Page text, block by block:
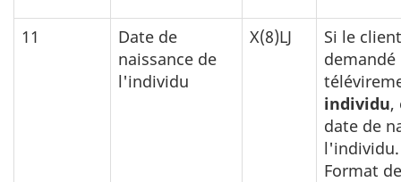
11
Date de
naissance de
l'individu
X(8)LJ
Si le
demandé
individu,
date de
l'individu.
Format